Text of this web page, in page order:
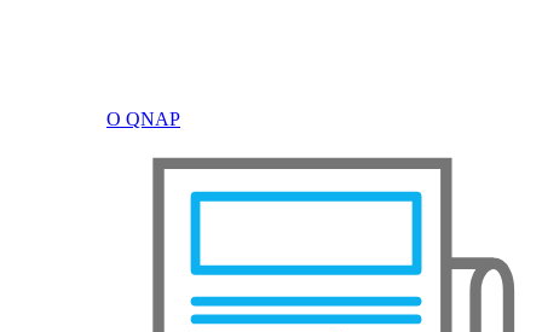
О QNAP